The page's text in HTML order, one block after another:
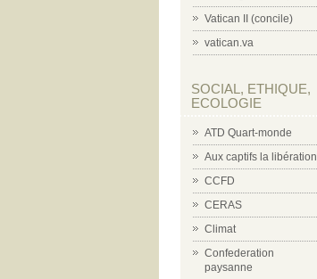
Vatican II (concile)
vatican.va
SOCIAL, ETHIQUE,
ECOLOGIE
ATD Quart-monde
Aux captifs la libération
CCFD
CERAS
Climat
Confederation
paysanne